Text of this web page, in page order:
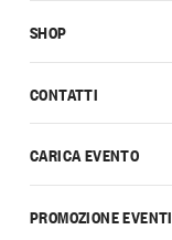
CONTATTI
CARICA EVENTO
PROMOZIONE EVENTI
SHOP